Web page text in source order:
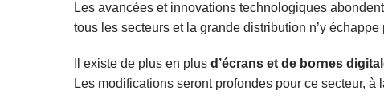
Les avancées et innovations technologiques
tous les secteurs et la grande distribution n’y échappe
Il existe de plus en plus d’écrans et de bornes
Les modifications seront profondes pour ce secteur,